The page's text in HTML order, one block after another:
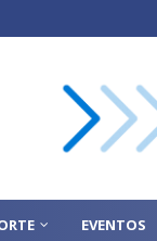
EVENTOS